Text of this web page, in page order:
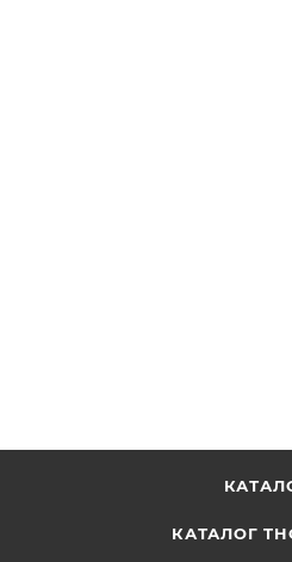
КАТАЛОГ